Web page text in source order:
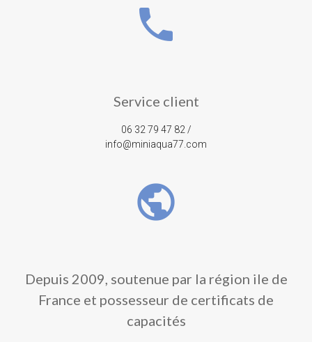
phone
Service client
06 32 79 47 82 /
info@miniaqua77.com
public
Depuis 2009, soutenue par la région ile de
France et possesseur de certificats de
capacités